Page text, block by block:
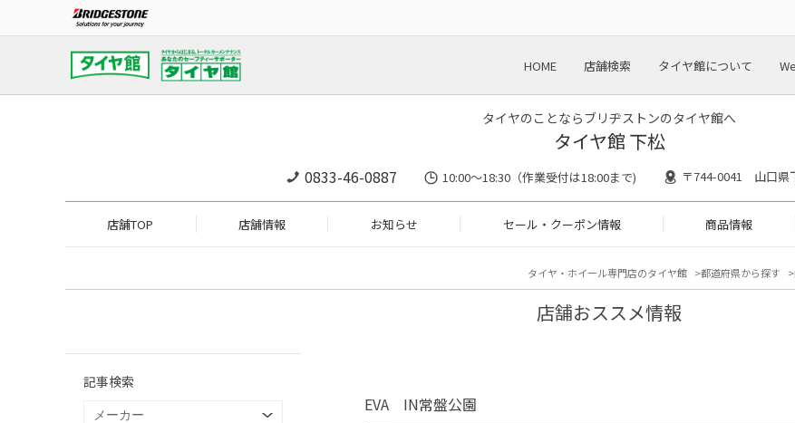
HOME 店舗検索 タイヤ館について
タイヤのことならブリヂストンのタイヤ館へ
タイヤ館 下松
0833-46-0887 10:00～18:30（作業受付は18:00まで) 〒744-0041 山口県
店舗TOP 店舗情報 お知らせ セール・クーポン情報 商品情報
タイヤ・ホイール専門店のタイヤ館 都道府県から探す
店舗おススメ情報
EVA IN常盤公園
記事検索